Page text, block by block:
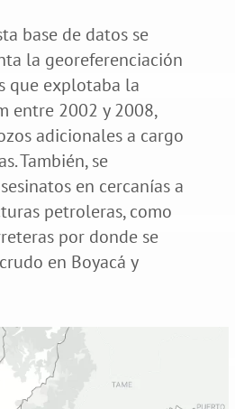
base de datos se
la georeferenciación
que explotaba la
entre 2002 y 2008,
adicionales a cargo
También, se
en cercanías a
petroleras, como
por donde se
en Boyacá y